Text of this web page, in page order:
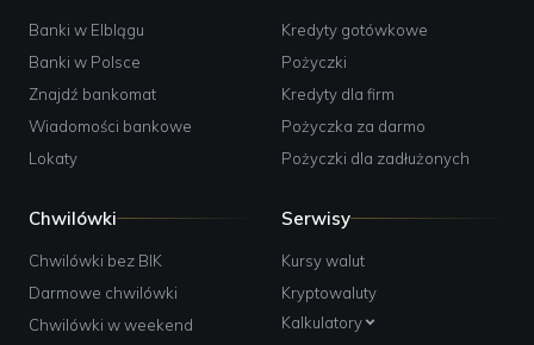
Banki w Elblągu
Banki w Polsce
Znajdź bankomat
Wiadomości bankowe
Lokaty
Kredyty gotówkowe
Pożyczki
Kredyty dla firm
Pożyczka za darmo
Pożyczki dla zadłużonych
Chwilówki
Chwilówki bez BIK
Darmowe chwilówki
Chwilówki w weekend
Serwisy
Kursy walut
Kryptowaluty
Kalkulatory